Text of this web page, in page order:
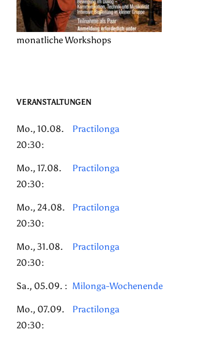
monatliche Workshops
VERANSTALTUNGEN
Mo., 10.08.
20:30:
Practilonga
Mo., 17.08.
20:30:
Practilonga
Mo., 24.08.
20:30:
Practilonga
Mo., 31.08.
20:30:
Practilonga
Sa., 05.09. : Milonga-Wochenende
Mo., 07.09.
20:30:
Practilonga